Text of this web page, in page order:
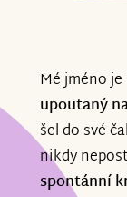
Mé jméno je
upoutaný
šel do své
nikdy
spontánní